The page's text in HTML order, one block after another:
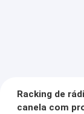
Racking de
canela com